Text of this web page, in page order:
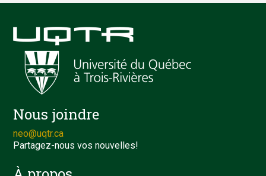
Nous joindre
neo@uqtr.ca
Partagez-nous vos nouvelles!